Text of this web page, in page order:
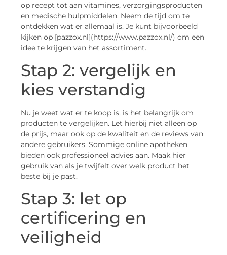
op recept tot aan vitamines, verzorgingsproducten
en medische hulpmiddelen. Neem de tijd om te
ontdekken wat er allemaal is. Je kunt bijvoorbeeld
kijken op [pazzox.nl](https://www.pazzox.nl/) om een
idee te krijgen van het assortiment.
Stap 2: vergelijk en
kies verstandig
Nu je weet wat er te koop is, is het belangrijk om
producten te vergelijken. Let hierbij niet alleen op
de prijs, maar ook op de kwaliteit en de reviews van
andere gebruikers. Sommige online apotheken
bieden ook professioneel advies aan. Maak hier
gebruik van als je twijfelt over welk product het
beste bij je past.
Stap 3: let op
certificering en
veiligheid